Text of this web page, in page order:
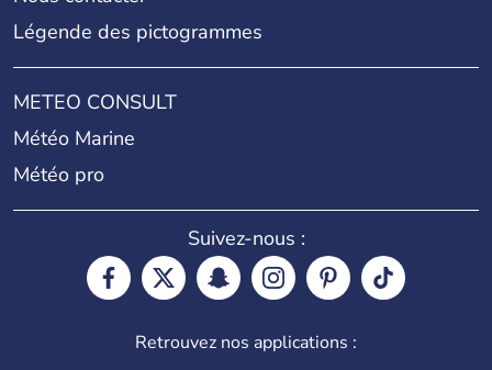
Légende des pictogrammes
METEO CONSULT
Météo Marine
Météo pro
Suivez-nous :
Retrouvez nos applications :